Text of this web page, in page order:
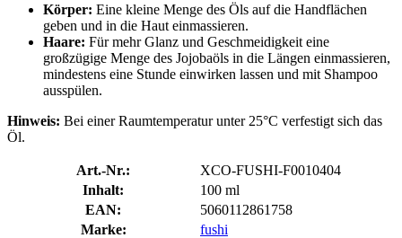
Körper: Eine kleine Menge des Öls auf die Handflächen
geben und in die Haut einmassieren.
Haare: Für mehr Glanz und Geschmeidigkeit eine
großzügige Menge des Jojobaöls in die Längen einmassieren,
mindestens eine Stunde einwirken lassen und mit Shampoo
ausspülen.
Hinweis: Bei einer Raumtemperatur unter 25°C verfestigt sich das
Öl.
Art.-Nr.:
XCO-FUSHI-F0010404
Inhalt:
100 ml
EAN:
5060112861758
Marke:
fushi